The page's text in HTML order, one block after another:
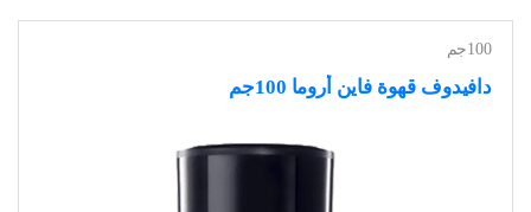
100جم
دافيدوف قهوة فاين أروما 100جم